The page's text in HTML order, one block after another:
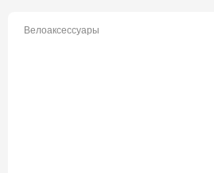
Велоаксессуары